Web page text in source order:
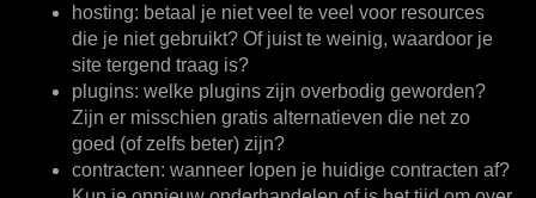
hosting: betaal je niet veel te veel voor resources
die je niet gebruikt? Of juist te weinig, waardoor je
site tergend traag is?
plugins: welke plugins zijn overbodig geworden?
Zijn er misschien gratis alternatieven die net zo
goed (of zelfs beter) zijn?
contracten: wanneer lopen je huidige contracten af?